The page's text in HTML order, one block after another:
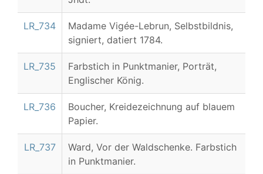
LR_734
Madame Vigée-Lebrun, Selbstbildnis,
signiert, datiert 1784.
LR_735
Farbstich in Punktmanier, Porträt,
Englischer König.
LR_736
Boucher, Kreidezeichnung auf blauem
Papier.
LR_737
Ward, Vor der Waldschenke. Farbstich
in Punktmanier.